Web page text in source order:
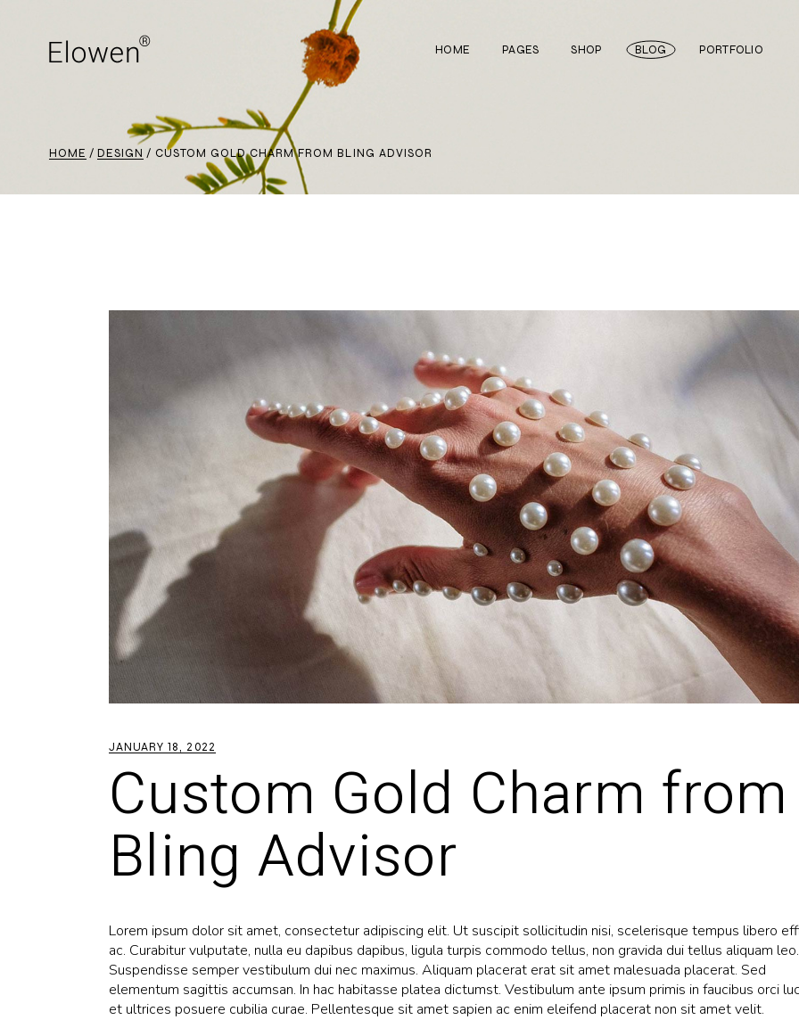
HOME
Fullscreen Slider
Coming Soon
Landing
PAGES
Get In Touch
SHOP BLOG PORTFOLIO
HOME DESIGN CUSTOM GOLD CHARM FROM BLING ADVISOR
JANUARY 18, 2022
Custom Gold Charm from
Bling Advisor
Lorem ipsum dolor sit amet, consectetur adipiscing elit. Ut suscipit sollicitudin nisi, scelerisque tempus libero
ac. Curabitur vulputate, nulla eu dapibus dapibus, ligula turpis commodo tellus, non gravida dui tellus aliquam leo.
Suspendisse semper vestibulum dui nec maximus. Aliquam placerat erat sit amet malesuada placerat. Sed
elementum sagittis accumsan. In hac habitasse platea dictumst. Vestibulum ante ipsum primis in faucibus orci
et ultrices posuere cubilia curae. Pellentesque sit amet sapien ac enim eleifend placerat non sit amet velit.